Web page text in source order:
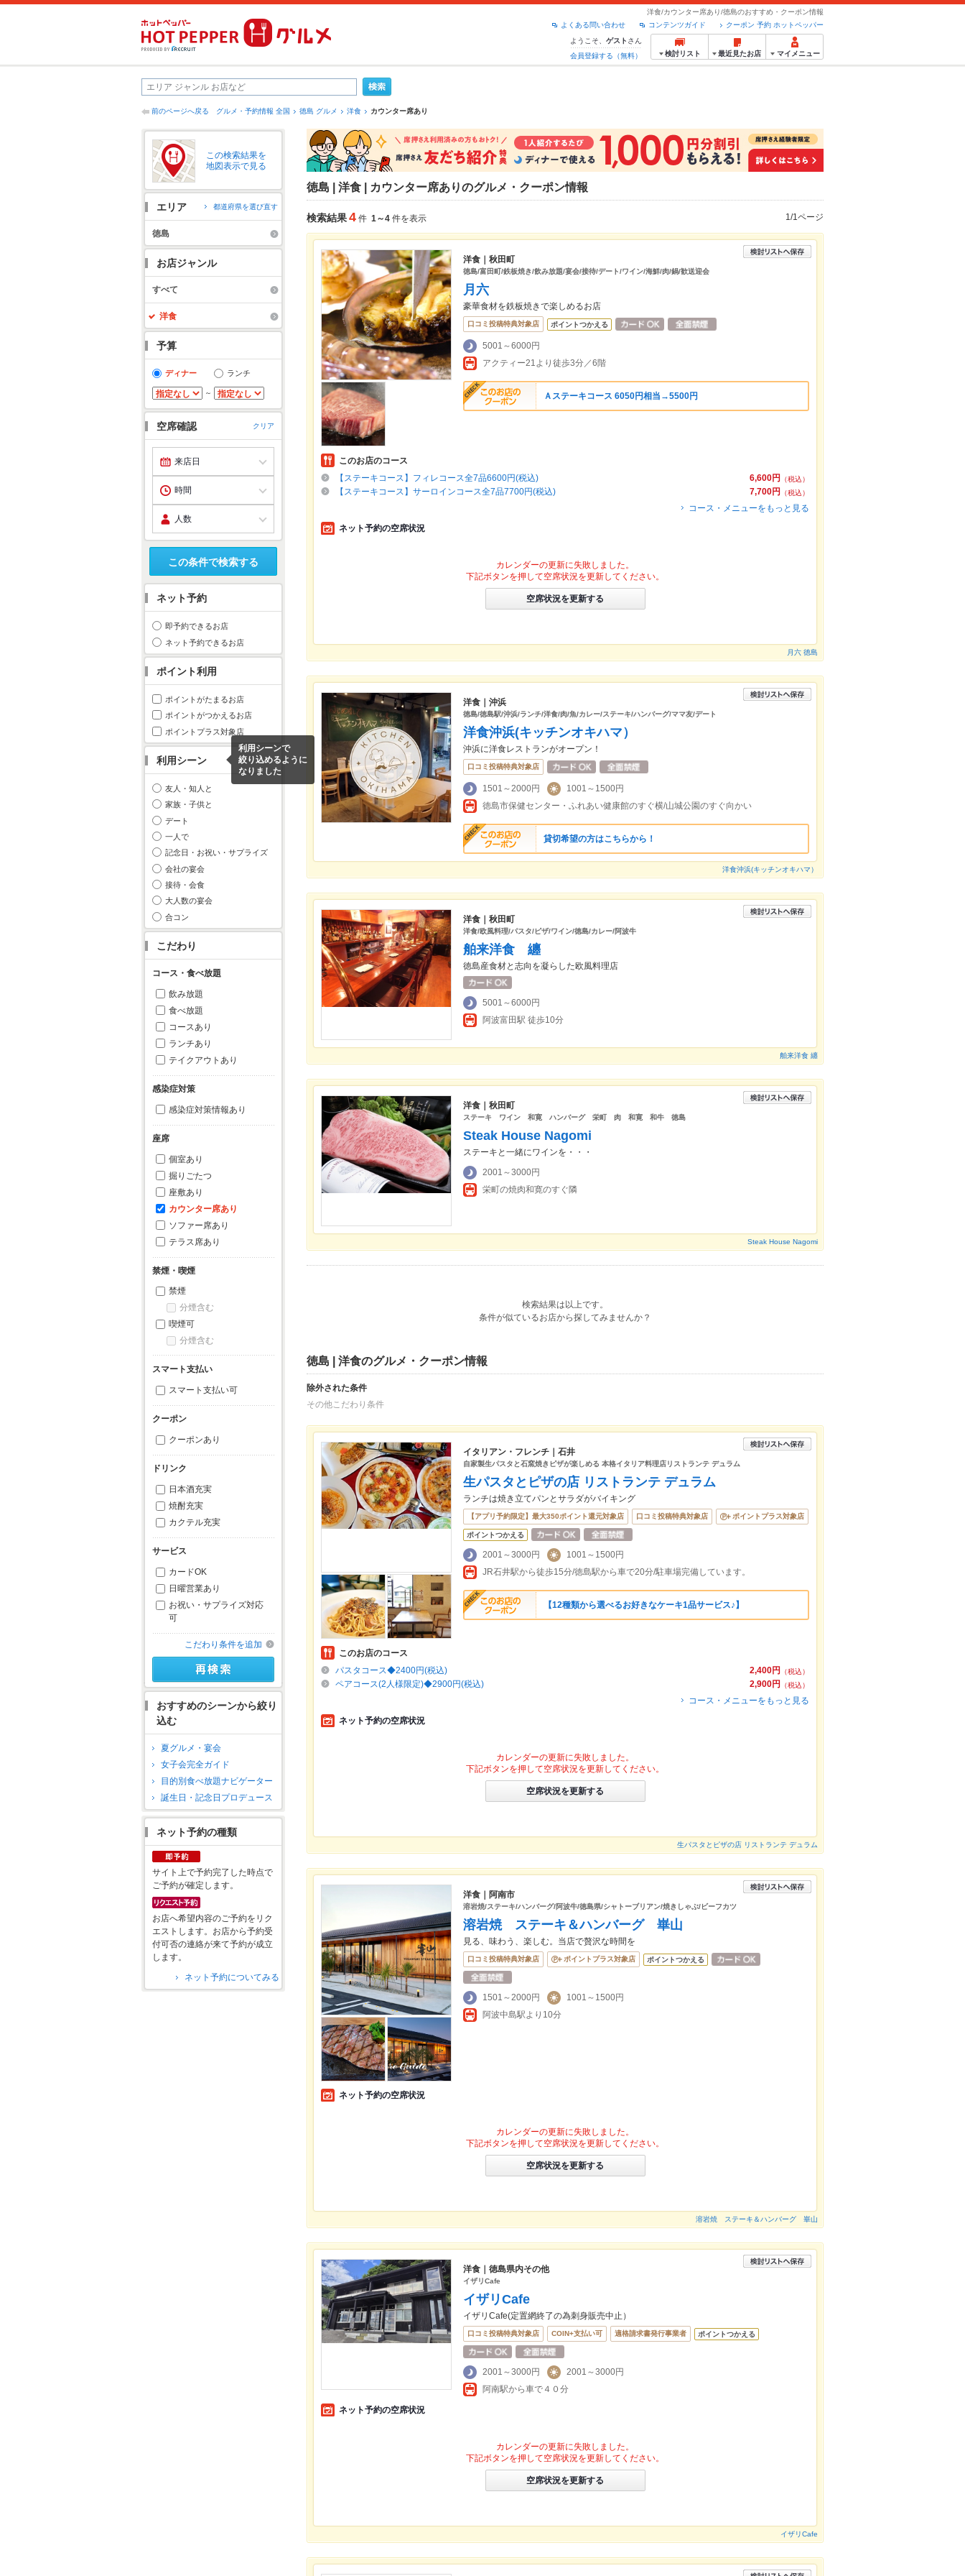
洋食/カウンター席あり/徳島のおすすめ・クーポン情報
クーポン 予約 ホットペッパー
コンテンツガイド
よくある問い合わせ
ようこそ、 ゲスト さん
会員登録する（無料）
検討リスト 最近見たお店 マイメニュー
前のページへ戻る グルメ・予約情報 全国 徳島 グルメ 洋食 カウンター席あり
この検索結果を
地図表示で見る
エリア 都道府県を選び直す
徳島
お店ジャンル
すべて
洋食
予算
ディナー ランチ
～
空席確認 クリア
この条件で検索する
ネット予約
即予約できるお店
ネット予約できるお店
ポイント利用
ポイントがたまるお店
ポイントがつかえるお店
ポイントプラス対象店
利用シーン
利用シーンで
絞り込めるように
なりました
友人・知人と
家族・子供と
デート
一人で
記念日・お祝い・サプライズ
会社の宴会
接待・会食
大人数の宴会
合コン
こだわり
コース・食べ放題
飲み放題
食べ放題
コースあり
ランチあり
テイクアウトあり
感染症対策
感染症対策情報あり
座席
個室あり
掘りごたつ
座敷あり
カウンター席あり
ソファー席あり
テラス席あり
禁煙・喫煙
禁煙
分煙含む
喫煙可
分煙含む
スマート支払い
スマート支払い可
クーポン
クーポンあり
ドリンク
日本酒充実
焼酎充実
カクテル充実
サービス
カードOK
日曜営業あり
お祝い・サプライズ対応
可
こだわり条件を追加
おすすめのシーンから絞り
込む
夏グルメ・宴会
女子会完全ガイド
目的別食べ放題ナビゲーター
誕生日・記念日プロデュース
ネット予約の種類
サイト上で予約完了した時点で
ご予約が確定します。
お店へ希望内容のご予約をリク
エストします。お店から予約受
付可否の連絡が来て予約が成立
します。
ネット予約についてみる
徳島 | 洋食 | カウンター席ありのグルメ・クーポン情報
検索結果4 件 1～4 件を表示 1/1ページ
洋食｜秋田町
徳島/富田町/鉄板焼き/飲み放題/宴会/接待/デート/ワイン/海鮮/肉/鍋/歓送迎会
月六
豪華食材を鉄板焼きで楽しめるお店
口コミ投稿特典対象店 ポイントつかえる
5001～6000円
アクティー21より徒歩3分／6階
Ａステーキコース 6050円相当→5500円
このお店のコース
6,600円
（税込）
【ステーキコース】フィレコース全7品6600円(税込)
7,700円
（税込）
【ステーキコース】サーロインコース全7品7700円(税込)
コース・メニューをもっと見る
ネット予約の空席状況
カレンダーの更新に失敗しました。
下記ボタンを押して空席状況を更新してください。
空席状況を更新する
月六 徳島
洋食｜沖浜
徳島/徳島駅/沖浜/ランチ/洋食/肉/魚/カレー/ステーキ/ハンバーグ/ママ友/デート
洋食沖浜(キッチンオキハマ）
沖浜に洋食レストランがオープン！
口コミ投稿特典対象店
1501～2000円
1001～1500円
徳島市保健センター・ふれあい健康館のすぐ横/山城公園のすぐ向かい
貸切希望の方はこちらから！
洋食沖浜(キッチンオキハマ）
洋食｜秋田町
洋食/欧風料理/パスタ/ピザ/ワイン/徳島/カレー/阿波牛
舶来洋食 纏
徳島産食材と志向を凝らした欧風料理店
5001～6000円
阿波富田駅 徒歩10分
舶来洋食 纏
洋食｜秋田町
ステーキ ワイン 和寛 ハンバーグ 栄町 肉 和寛 和牛 徳島
Steak House Nagomi
ステーキと一緒にワインを・・・
2001～3000円
栄町の焼肉和寛のすぐ隣
Steak House Nagomi
検索結果は以上です。
条件が似ているお店から探してみませんか？
徳島 | 洋食のグルメ・クーポン情報
除外された条件
その他こだわり条件
イタリアン・フレンチ｜石井
自家製生パスタと石窯焼きピザが楽しめる 本格イタリア料理店リストランテ デュラム
生パスタとピザの店 リストランテ デュラム
ランチは焼き立てパンとサラダがバイキング
【アプリ予約限定】最大350ポイント還元対象店 口コミ投稿特典対象店 ポイントプラス対象店
ポイントつかえる
2001～3000円
1001～1500円
JR石井駅から徒歩15分/徳島駅から車で20分/駐車場完備しています。
【12種類から選べるお好きなケーキ1品サービス♪】
このお店のコース
2,400円
（税込）
パスタコース◆2400円(税込)
2,900円
（税込）
ペアコース(2人様限定)◆2900円(税込)
コース・メニューをもっと見る
ネット予約の空席状況
カレンダーの更新に失敗しました。
下記ボタンを押して空席状況を更新してください。
空席状況を更新する
生パスタとピザの店 リストランテ デュラム
洋食｜阿南市
溶岩焼/ステーキ/ハンバーグ/阿波牛/徳島県/シャトーブリアン/焼きしゃぶ/ビーフカツ
溶岩焼 ステーキ＆ハンバーグ 崋山
見る、味わう、楽しむ。当店で贅沢な時間を
口コミ投稿特典対象店 ポイントプラス対象店 ポイントつかえる
1501～2000円
1001～1500円
阿波中島駅より10分
ネット予約の空席状況
カレンダーの更新に失敗しました。
下記ボタンを押して空席状況を更新してください。
空席状況を更新する
溶岩焼 ステーキ＆ハンバーグ 崋山
洋食｜徳島県内その他
イザリCafe
イザリCafe
イザリCafe(定置網終了の為刺身販売中止）
口コミ投稿特典対象店 COIN+支払い可 適格請求書発行事業者 ポイントつかえる
2001～3000円
2001～3000円
阿南駅から車で４０分
ネット予約の空席状況
カレンダーの更新に失敗しました。
下記ボタンを押して空席状況を更新してください。
空席状況を更新する
イザリCafe